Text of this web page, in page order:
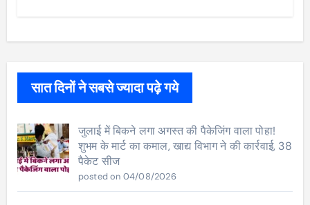
सात दिनों ने सबसे ज्यादा पढ़े गये
जुलाई में बिकने लगा अगस्त की पैकेजिंग वाला पोहा!
शुभम के मार्ट का कमाल, खाद्य विभाग ने की कार्रवाई, 38
पैकेट सीज
posted on 04/08/2026